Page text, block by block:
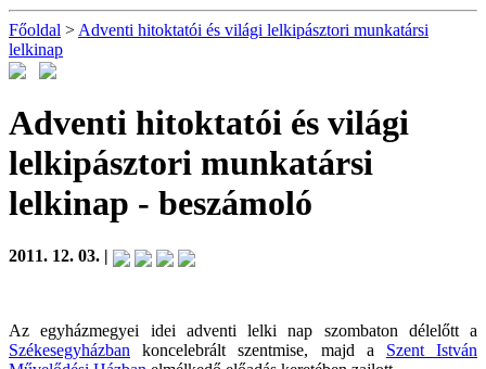
Főoldal > Adventi hitoktatói és világi lelkipásztori munkatársi
lelkinap
Adventi hitoktatói és világi
lelkipásztori munkatársi
lelkinap - beszámoló
2011. 12. 03. |
Az egyházmegyei idei adventi lelki nap szombaton délelőtt a
Székesegyházban koncelebrált szentmise, majd a Szent István